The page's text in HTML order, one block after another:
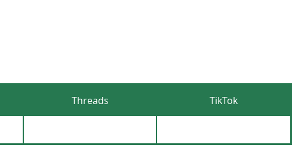
Threads TikTok